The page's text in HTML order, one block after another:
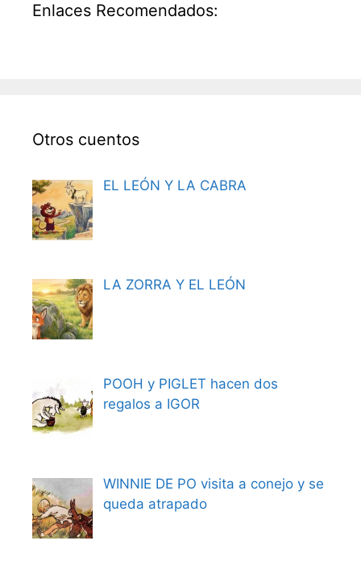
Enlaces Recomendados:
Otros cuentos
EL LEÓN Y LA CABRA
LA ZORRA Y EL LEÓN
POOH y PIGLET hacen dos
regalos a IGOR
WINNIE DE PO visita a conejo y se
queda atrapado